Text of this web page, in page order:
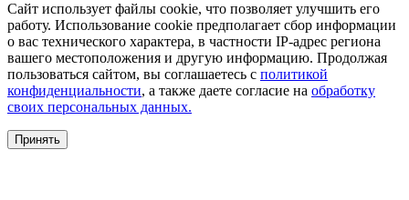
Сайт использует файлы cookie, что позволяет улучшить его
работу. Использование cookie предполагает сбор информации
о вас технического характера, в частности IP-адрес региона
вашего местоположения и другую информацию. Продолжая
пользоваться сайтом, вы соглашаетесь с политикой
конфиденциальности, а также даете согласие на обработку
своих персональных данных.
Принять